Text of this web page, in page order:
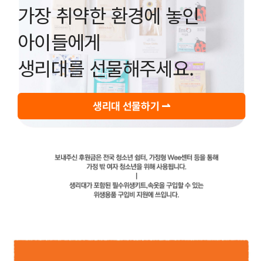
가장 취약한 환경에 놓인
아이들에게
생리대를 선물해주세요.
생리대 선물하기